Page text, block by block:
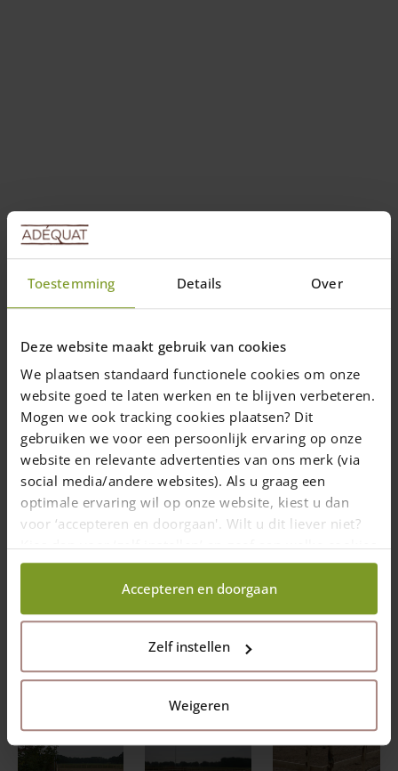
Toestemming Details Over
Deze website maakt gebruik van cookies
We plaatsen standaard functionele cookies om onze
website goed te laten werken en te blijven verbeteren.
Mogen we ook tracking cookies plaatsen? Dit
gebruiken we voor een persoonlijk ervaring op onze
website en relevante advertenties van ons merk (via
social media/andere websites). Als u graag een
optimale ervaring wil op onze website, kiest u dan
voor ‘accepteren en doorgaan'. Wilt u dit liever niet?
Kies dan voor ‘zelf instellen’ en geef aan welke cookies
wij wel mogen verzamelen.
Accepteren en doorgaan
Zelf instellen
Weigeren
Projets
chevaux
Un de nos clients nous a demandé de
placer cette carrière. Nous avons utilisé
des piquets en châtaignier et des planches
en chêne. Cela nous...
Un de nos clients nous a demandé de placer cette carrière.
Nous avons utilisé des piquets en châtaignier et des planches
en chêne. Nous souhaitions partager avec vous ce projet